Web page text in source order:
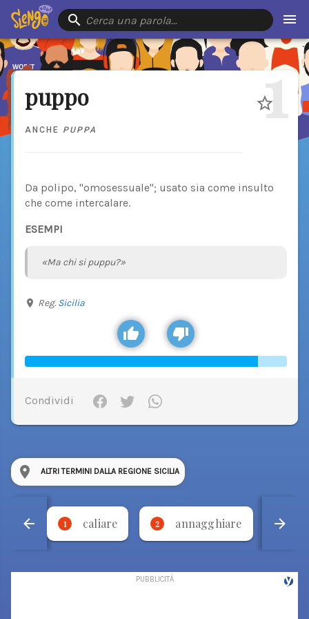
Cerca una parola…
puppo
ANCHE PUPPA 1
Da polipo, "omosessuale"; usato sia come insulto
che come intercalare.
ESEMPI
«Ma chi si puppu?»
Reg. Sicilia
Condividi
ALTRI TERMINI DALLA REGIONE SICILIA
1 caliare 2 annagghiare 3